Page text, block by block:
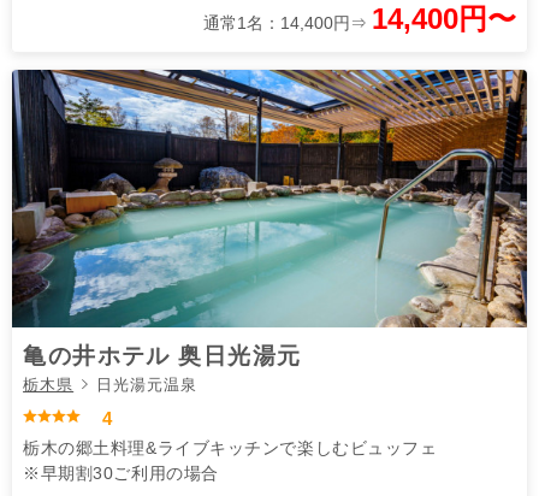
通常1名：14,400円⇒ 14,400円〜
亀の井ホテル 奥日光湯元
栃木県 日光湯元温泉
4
栃木の郷土料理&ライブキッチンで楽しむビュッフェ
※早期割30ご利用の場合